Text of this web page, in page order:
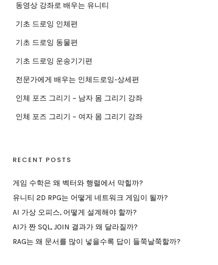
동영상 강좌로 배우는 유니티
기초 드로잉 인체편
기초 드로잉 동물편
기초 드로잉 운송기기편
전문가에게 배우는 인체드로잉-상세편
인체 포즈 그리기 – 남자 몸 그리기 강좌
인체 포즈 그리기 – 여자 몸 그리기 강좌
RECENT POSTS
게임 수학은 왜 벡터와 행렬에서 막힐까?
유니티 2D RPG는 어떻게 네트워크 게임이 될까?
AI 가상 오피스, 어떻게 설계해야 할까?
AI가 짠 SQL, JOIN 결과가 왜 달라질까?
RAG는 왜 문서를 많이 넣을수록 답이 들쭉날쭉할까?